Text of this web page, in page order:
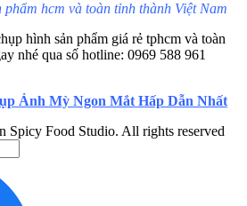
hcm và toàn tỉnh thành Việt Nam
hình sản phẩm giá rẻ tphcm và toàn
nhé qua số hotline: 0969 588 961
Ảnh Mỳ Ngon Mắt Hấp Dẫn Nhất
Spicy Food Studio. All rights reserved